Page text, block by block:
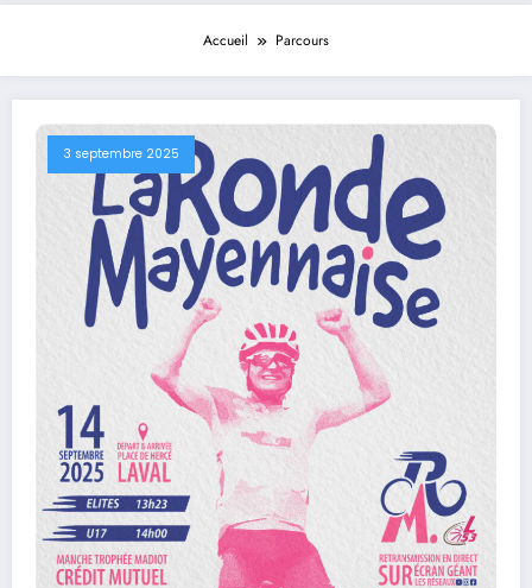
Accueil Parcours
3 septembre 2025